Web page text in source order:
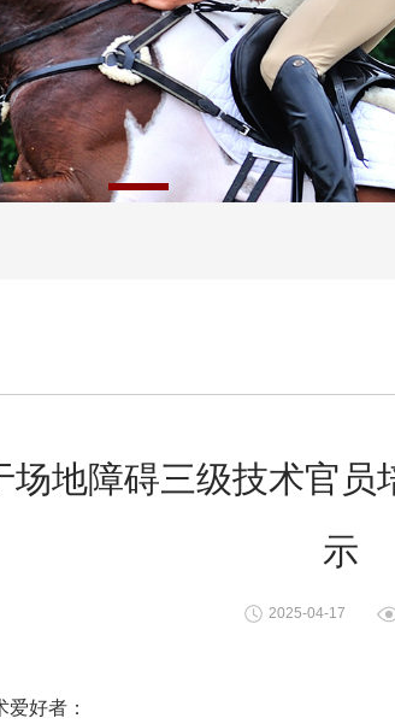
场地障碍三级技术官
示
2025-04-17
好者：